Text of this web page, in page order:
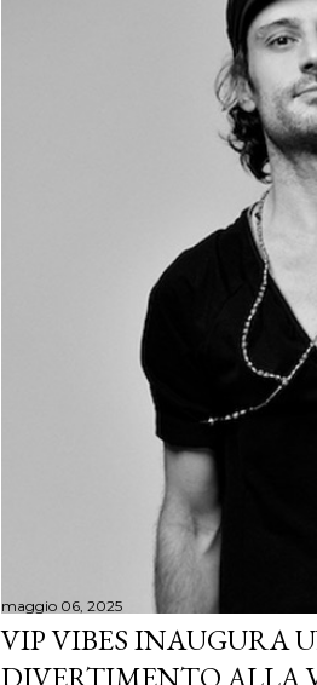
maggio 06, 2025
VIP VIBES INAUGURA
DIVERTIMENTO ALLA